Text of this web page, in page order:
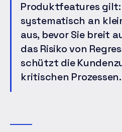
Produktfeatures gilt:
systematisch an
aus, bevor Sie breit
das Risiko von
schützt die
kritischen Prozessen.